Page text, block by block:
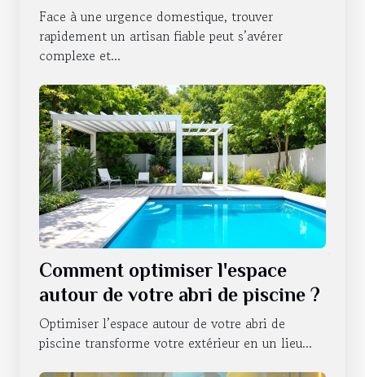
urgences domestiques ?
Face à une urgence domestique, trouver
rapidement un artisan fiable peut s’avérer
complexe et...
Comment optimiser l'espace
autour de votre abri de piscine ?
Optimiser l’espace autour de votre abri de
piscine transforme votre extérieur en un lieu...